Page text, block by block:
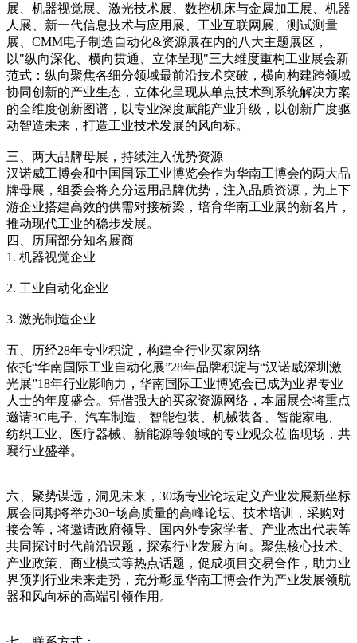
展、机器视觉展、激光技术展、数控机床与金属加工展、机器
人展、新一代信息技术与应用展、工业互联网展、测试测量
展、CMM电子制造自动化&资源展在内的八大主题展区，
以"纵向深化、横向贯通、立体呈现"三大维度重构工业展会新
范式：纵向聚焦各细分领域最前沿技术突破，横向构建跨领域
协同创新的产业生态，立体化呈现从单点技术到系统解决方案
的全维度创新图谱，以专业深度赋能产业升级，以创新广度驱
动智造未来，打造工业技术发展的风向标。
三、两大品牌母展，持续注入优势资源
汉诺威工博会和中国国际工业博览会作为华南工博会的两大品
牌母展，组委会将充分运用品牌优势，注入品质资源，为上下
游企业搭建高效的供需对接桥梁，培育华南工业展的新名片，
推动现代工业的稳步发展。
四、历届部分知名展商
1. 机器视觉企业
2. 工业自动化企业
3. 激光制造企业
五、历经28年专业积淀，构建全行业买家网络
依托“华南国际工业自动化展”28年品牌积淀与“汉诺威深圳激
光展”18年行业影响力，华南国际工业博览会已成为业界专业
人士的年度盛会。凭借强大的买家资源网络，本届展会将重点
邀请3C电子、汽车制造、智能包装、机械装备、智能家电、
纺织工业、医疗器械、新能源等领域的专业观众莅临现场，共
襄行业盛举。
六、聚势谋远，洞见未来，30场专业论坛定义产业发展新坐标
展会同期将举办30+场高质量的高峰论坛、技术培训，采购对
接会等，将邀请政府领导、国内外专家学者、产业杰出代表等
共同探讨时代前沿课题，探索行业发展方向。聚焦核心技术、
产业政策、商业模式等热点话题，促成项目交易合作，助力业
界预判行业未来走势，充分彰显华南工博会作为产业发展领航
器和风向标的高端引领作用。